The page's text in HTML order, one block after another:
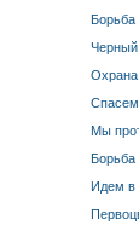
Борьба
Черный
Охрана
Спасем
Мы
Борьба
Идем в